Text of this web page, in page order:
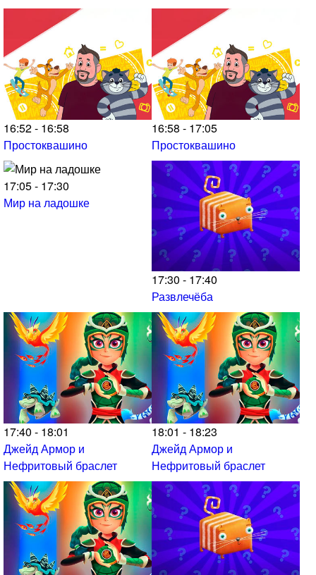
16:52 - 16:58
Простоквашино
16:58 - 17:05
Простоквашино
17:05 - 17:30
Мир на ладошке
17:30 - 17:40
Развлечёба
17:40 - 18:01
Джейд Армор и
Нефритовый браслет
18:01 - 18:23
Джейд Армор и
Нефритовый браслет